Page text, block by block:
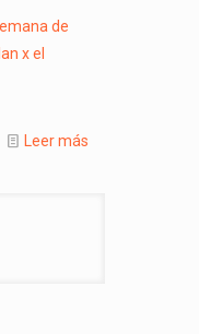
de
x el
Leer más